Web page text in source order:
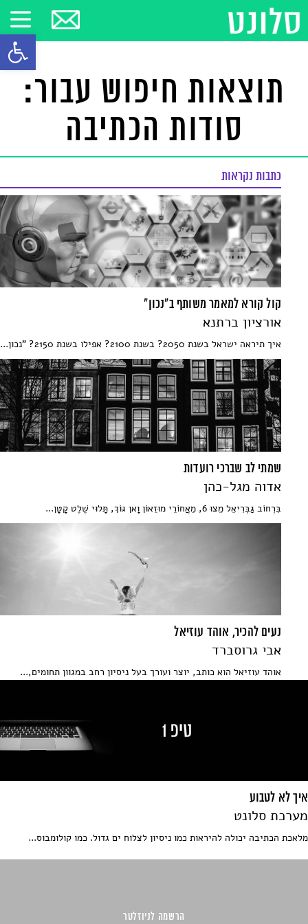
פתח
תוצאות חיפוש עבור:
סודות הכתיבה
כתבות נקראות
קול קורא למאמר משותף ב"נכון"
אורציון ברתנא
איך תיראה ישראל בשנת 2050? בשנת 2100? אפילו בשנת 2150? "נכון...
שמתי לב שברכי רועדות
אדוה מגל-כהן
בִּרְחוֹב גַּבְּרִיאֵל מֵצוּ 6, מֵאֲחוֹרֵי מוּזֵאוֹן וָאן גּוֹךְ, תָּלוּי שֶׁלֶט קָטָן...
נעים להכיר, אוהד עוזיאל
אבי גרוסברד
אוהד עוזיאל הוא כותב, יוצר ועורך בעל ניסיון רחב במגוון תחומים,...
איך לא לטבוע
מערכת סלונט
מלאכת הכתיבה יכולה להיראות כמו ניסיון לצלוח ים גדול. כמו קולומבוס...
הרשמה לניוזלטר